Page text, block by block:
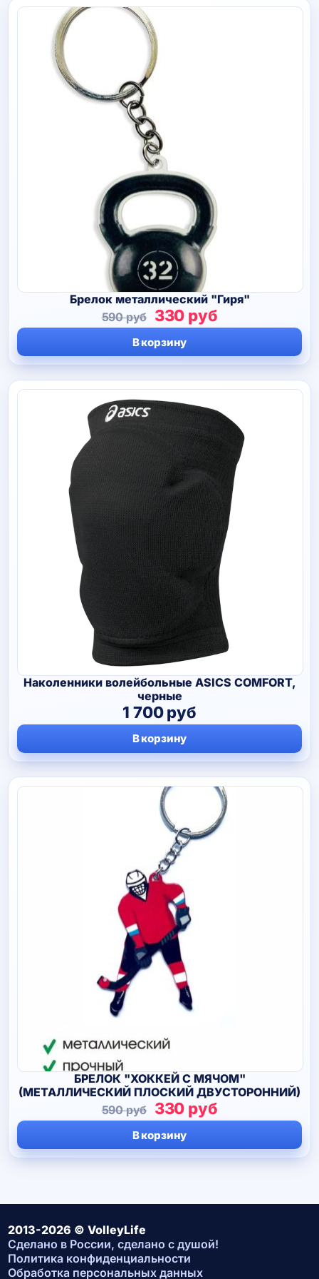
Брелок металлический "Гиря"
590руб Первоначальная
цена
составляла
590 руб.
330 рубТекущая
цена:
330 руб.
В корзину
Наколенники волейбольные ASICS COMFORT,
черные
1 700руб
В корзину
БРЕЛОК "ХОККЕЙ С МЯЧОМ"
(МЕТАЛЛИЧЕСКИЙ ПЛОСКИЙ ДВУСТОРОННИЙ)
590руб Первоначальная
цена
составляла
590 руб.
330 рубТекущая
цена:
330 руб.
В корзину
2013-2026 © VolleyLife
Сделано в России, сделано с душой!
Политика конфиденциальности
Обработка персональных данных